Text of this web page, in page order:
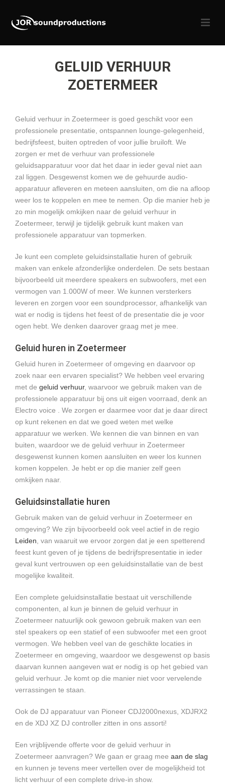
GELUID VERHUUR
ZOETERMEER
Geluid verhuur in Zoetermeer is goed geschikt voor een
professionele presentatie, ontspannen lounge-gelegenheid,
bedrijfsfeest, buiten optreden of voor jullie bruiloft. We
zorgen er met de verhuur van professionele
geluidsapparatuur voor dat het daar in ieder geval niet aan
zal liggen. Desgewenst komen we de gehuurde audio-
apparatuur afleveren en meteen aansluiten, om die na afloop
weer los te koppelen en mee te nemen. Op die manier heb je
zo min mogelijk omkijken naar de geluid verhuur in
Zoetermeer, terwijl je tijdelijk gebruik kunt maken van
professionele apparatuur van topmerken.
Je kunt een complete geluidsinstallatie huren of gebruik
maken van enkele afzonderlijke onderdelen. De sets bestaan
bijvoorbeeld uit meerdere speakers en subwoofers, met een
vermogen van 1.000W of meer. We kunnen versterkers
leveren en zorgen voor een soundprocessor, afhankelijk van
wat er nodig is tijdens het feest of de presentatie die je voor
ogen hebt. We denken daarover graag met je mee.
Geluid huren in Zoetermeer
Geluid huren in Zoetermeer of omgeving en daarvoor op
zoek naar een ervaren specialist? We hebben veel ervaring
met de geluid verhuur, waarvoor we gebruik maken van de
professionele apparatuur bij ons uit eigen voorraad, denk an
Electro voice . We zorgen er daarmee voor dat je daar direct
op kunt rekenen en dat we goed weten met welke
apparatuur we werken. We kennen die van binnen en van
buiten, waardoor we de geluid verhuur in Zoetermeer
desgewenst kunnen komen aansluiten en weer los kunnen
komen koppelen. Je hebt er op die manier zelf geen
omkijken naar.
Geluidsinstallatie huren
Gebruik maken van de geluid verhuur in Zoetermeer en
omgeving? We zijn bijvoorbeeld ook veel actief in de regio
Leiden , van waaruit we ervoor zorgen dat je een spetterend
feest kunt geven of je tijdens de bedrijfspresentatie in ieder
geval kunt vertrouwen op een geluidsinstallatie van de best
mogelijke kwaliteit.
Een complete geluidsinstallatie bestaat uit verschillende
componenten, al kun je binnen de geluid verhuur in
Zoetermeer natuurlijk ook gewoon gebruik maken van een
stel speakers op een statief of een subwoofer met een groot
vermogen. We hebben veel van de geschikte locaties in
Zoetermeer en omgeving, waardoor we desgewenst op basis
daarvan kunnen aangeven wat er nodig is op het gebied van
geluid verhuur. Je komt op die manier niet voor vervelende
verrassingen te staan.
Ook de DJ apparatuur van Pioneer CDJ2000nexus, XDJRX2
en de XDJ XZ DJ controller zitten in ons assorti!
Een vrijblijvende offerte voor de geluid verhuur in
Zoetermeer aanvragen? We gaan er graag mee aan de slag
en kunnen je tevens meer vertellen over de mogelijkheid tot
licht verhuur of een complete drive-in show.